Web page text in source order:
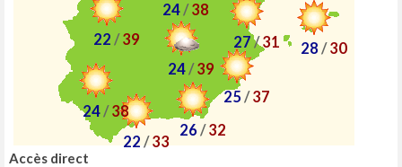
26 / 32
24/ 39
24/ 38
22/33
25 / 37
28 / 30
24/ 38
27 /31
22 / 39
Accès direct